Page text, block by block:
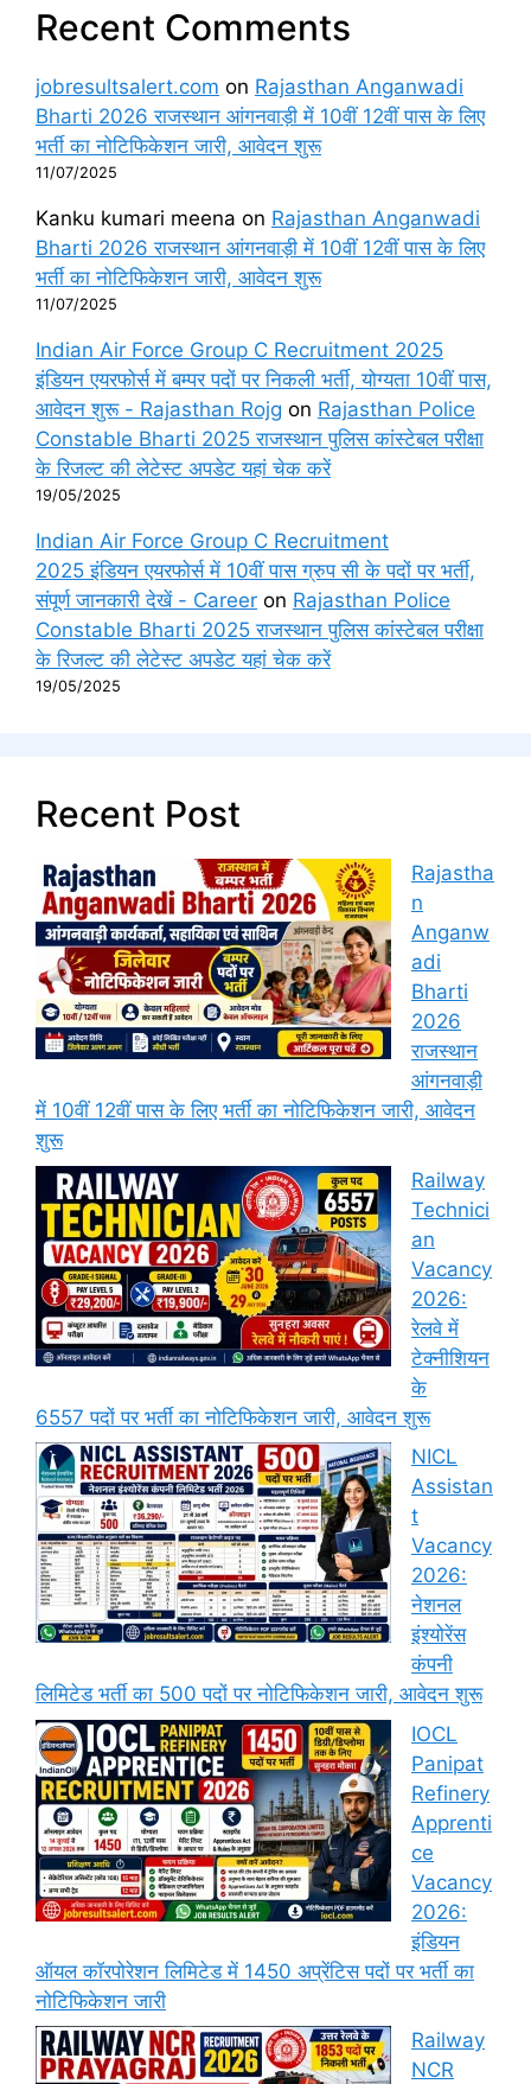
Recent Comments
jobresultsalert.com on Rajasthan Anganwadi
Bharti 2026 राजस्थान आंगनवाड़ी में 10वीं 12वीं पास के लिए
भर्ती का नोटिफिकेशन जारी, आवेदन शुरू
11/07/2025
Kanku kumari meena on Rajasthan Anganwadi
Bharti 2026 राजस्थान आंगनवाड़ी में 10वीं 12वीं पास के लिए
भर्ती का नोटिफिकेशन जारी, आवेदन शुरू
11/07/2025
Indian Air Force Group C Recruitment 2025
इंडियन एयरफोर्स में बम्पर पदों पर निकली भर्ती, योग्यता 10वीं पास,
आवेदन शुरू - Rajasthan Rojg on Rajasthan Police
Constable Bharti 2025 राजस्थान पुलिस कांस्टेबल परीक्षा
के रिजल्ट की लेटेस्ट अपडेट यहां चेक करें
19/05/2025
Indian Air Force Group C Recruitment
2025 इंडियन एयरफोर्स में 10वीं पास ग्रुप सी के पदों पर भर्ती,
संपूर्ण जानकारी देखें - Career on Rajasthan Police
Constable Bharti 2025 राजस्थान पुलिस कांस्टेबल परीक्षा
के रिजल्ट की लेटेस्ट अपडेट यहां चेक करें
19/05/2025
Recent Post
Rajastha
n
Anganw
adi
Bharti
2026
राजस्थान
आंगनवाड़ी
में 10वीं 12वीं पास के लिए भर्ती का नोटिफिकेशन जारी, आवेदन
शुरू
Railway
Technici
an
Vacancy
2026:
रेलवे में
टेक्नीशियन
के
6557 पदों पर भर्ती का नोटिफिकेशन जारी, आवेदन शुरू
NICL
Assistan
t
Vacancy
2026:
नेशनल
इंश्योरेंस
कंपनी
लिमिटेड भर्ती का 500 पदों पर नोटिफिकेशन जारी, आवेदन शुरू
IOCL
Panipat
Refinery
Apprenti
ce
Vacancy
2026:
इंडियन
ऑयल कॉरपोरेशन लिमिटेड में 1450 अप्रेंटिस पदों पर भर्ती का
नोटिफिकेशन जारी
Railway
NCR